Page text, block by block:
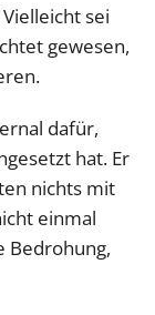
sei
gewesen,
dafür,
hat. Er
nichts mit
einmal
Bedrohung,